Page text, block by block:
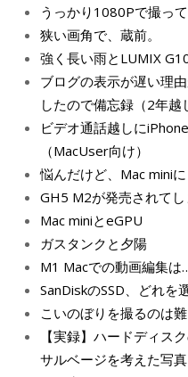
うっかり1080Pで撮っ
狭い画角で、蔵前。
強く長い雨とLUMIX
ブログの表示が遅い理
したので備忘録（2年越
ビデオ通話越しに
（MacUser向け）
悩んだけど、Mac miniに
GH5 M2が発売されてし
Mac miniとeGPU
ガスタンクと夕陽
M1 Macでの動画編集は
SanDiskのSSD、どれを
こいのぼりを撮るのは
【実録】ハードディ
サルベージを考えた写